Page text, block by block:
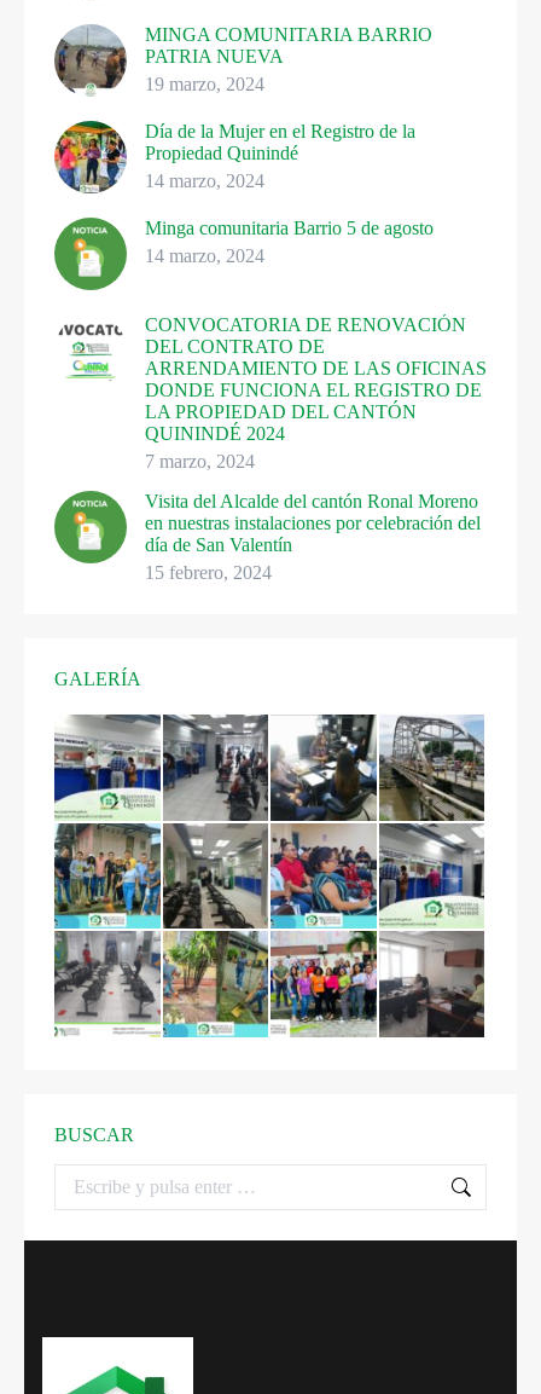
MINGA COMUNITARIA BARRIO
PATRIA NUEVA
19 marzo, 2024
Día de la Mujer en el Registro de la
Propiedad Quinindé
14 marzo, 2024
Minga comunitaria Barrio 5 de agosto
14 marzo, 2024
CONVOCATORIA DE RENOVACIÓN
DEL CONTRATO DE
ARRENDAMIENTO DE LAS OFICINAS
DONDE FUNCIONA EL REGISTRO DE
LA PROPIEDAD DEL CANTÓN
QUININDÉ 2024
7 marzo, 2024
Visita del Alcalde del cantón Ronal Moreno
en nuestras instalaciones por celebración del
día de San Valentín
15 febrero, 2024
GALERÍA
BUSCAR